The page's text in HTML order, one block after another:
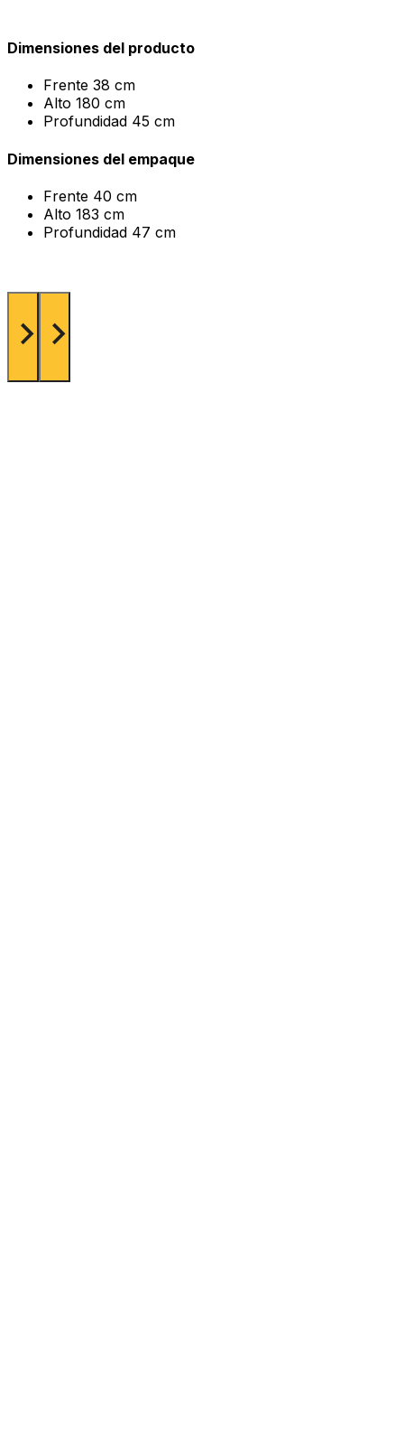
Dimensiones del producto
Frente 38 cm
Alto 180 cm
Profundidad 45 cm
Dimensiones del empaque
Frente 40 cm
Alto 183 cm
Profundidad 47 cm